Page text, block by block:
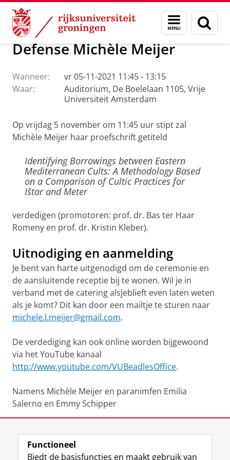
Skip
Content
Skip
Navigation
Menu
en
zoeken
Onderzoek Ons onderzoek OIKOS Calendar
Defense Michèle Meijer
Wanneer:
vr 05-11-2021 11:45 - 13:15
Waar:
Auditorium, De Boelelaan 1105, Vrije
Universiteit Amsterdam
Op vrijdag 5 november om 11:45 uur stipt zal
Michèle Meijer haar proefschrift getiteld
Identifying Borrowings between Eastern
Mediterranean Cults: A Methodology Based
on a Comparison of Cultic Practices for
Ištar and Meter
verdedigen (promotoren: prof. dr. Bas ter Haar
Romeny en prof. dr. Kristin Kleber).
Uitnodiging en aanmelding
Je bent van harte uitgenodigd om de ceremonie en
de aansluitende receptie bij te wonen. Wil je in
verband met de catering alsjeblieft even laten weten
als je komt? Dit kan door een mailtje te sturen naar
michele.l.meijer@gmail.com.
De verdediging kan ook online worden bijgewoond
via het YouTube kanaal
http://www.youtube.com/VUBeadlesOffice.
Namens Michèle Meijer en paranimfen Emilia
Salerno en Emmy Schipper
Functioneel
Biedt de basisfuncties en maakt gebruik van